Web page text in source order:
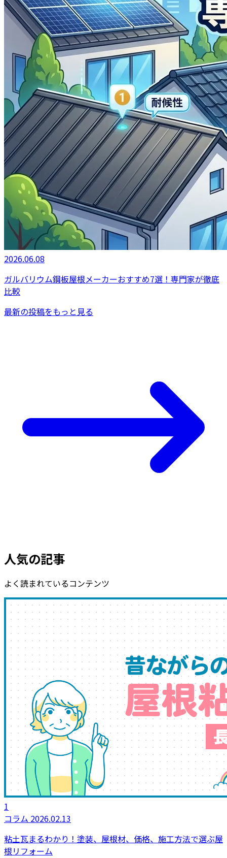
2026.06.08
ガルバリウム鋼板屋根メーカーおすすめ7選！専門家が徹底
比較
最新の投稿をもっと見る
人気の記事
よく読まれているコンテンツ
1
コラム 2026.02.13
粘土瓦まるわかり！塗装、屋根材、価格、施工方法で選ぶ屋
根リフォーム